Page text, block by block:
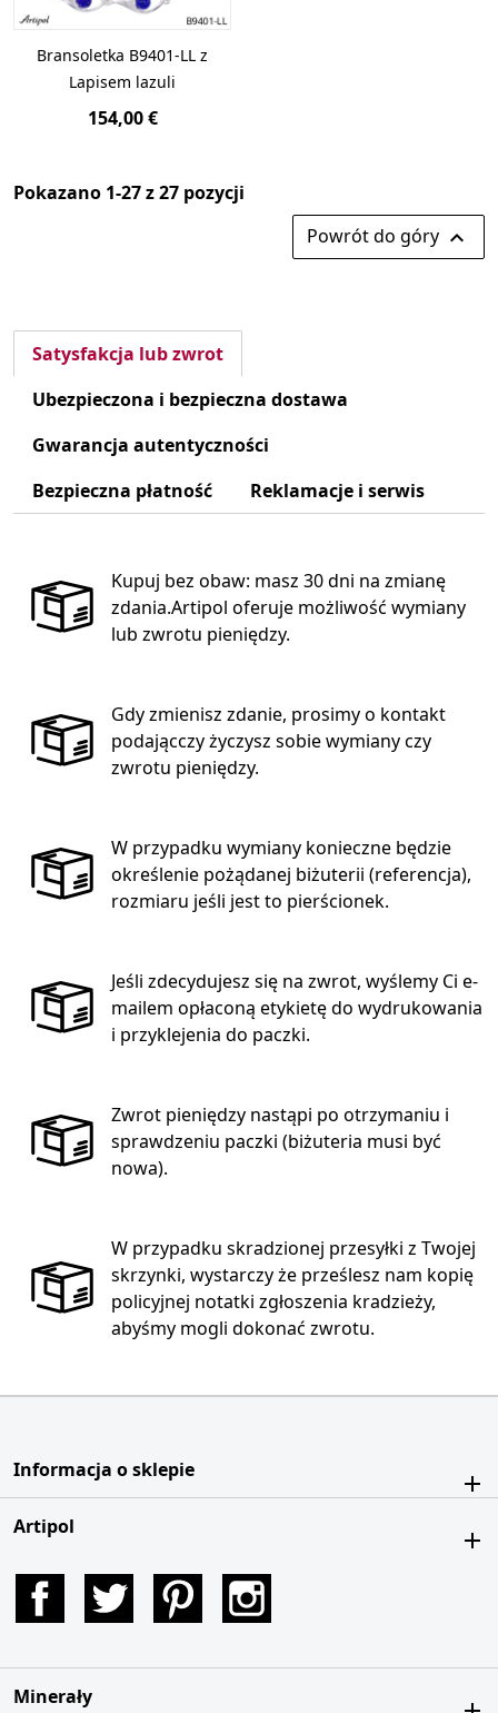
Bransoletka B9401-LL z
Lapisem lazuli
154,00 €
Pokazano 1-27 z 27 pozycji
Powrót do góry 
Satysfakcja lub zwrot
Ubezpieczona i bezpieczna dostawa
Gwarancja autentyczności
Bezpieczna płatność
Reklamacje i serwis
Kupuj bez obaw: masz 30 dni na zmianę
zdania.Artipol oferuje możliwość wymiany
lub zwrotu pieniędzy.
Gdy zmienisz zdanie, prosimy o kontakt
podającczy życzysz sobie wymiany czy
zwrotu pieniędzy.
W przypadku wymiany konieczne będzie
określenie pożądanej biżuterii (referencja),
rozmiaru jeśli jest to pierścionek.
Jeśli zdecydujesz się na zwrot, wyślemy Ci e-
mailem opłaconą etykietę do wydrukowania
i przyklejenia do paczki.
Zwrot pieniędzy nastąpi po otrzymaniu i
sprawdzeniu paczki (biżuteria musi być
nowa).
W przypadku skradzionej przesyłki z Twojej
skrzynki, wystarczy że prześlesz nam kopię
policyjnej notatki zgłoszenia kradzieży,
abyśmy mogli dokonać zwrotu.
Informacja o sklepie
Artipol
Facebook Twitter Pinterest
Minerały